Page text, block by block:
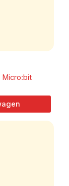
Micro:bit